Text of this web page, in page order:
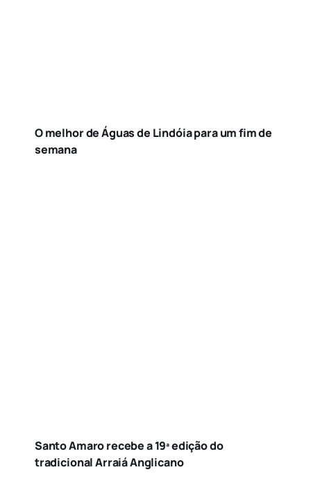
O melhor de Águas de Lindóia para um fim de
semana
Santo Amaro recebe a 19ª edição do
tradicional Arraiá Anglicano